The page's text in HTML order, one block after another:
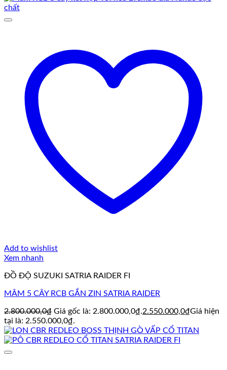
Add to wishlist
Xem nhanh
ĐỒ ĐỘ SUZUKI SATRIA RAIDER FI
MÂM 5 CÂY RCB GẮN ZIN SATRIA RAIDER
2.800.000,0₫ Giá gốc là: 2.800.000,0₫.2.550.000,0₫Giá hiện
tại là: 2.550.000,0₫.